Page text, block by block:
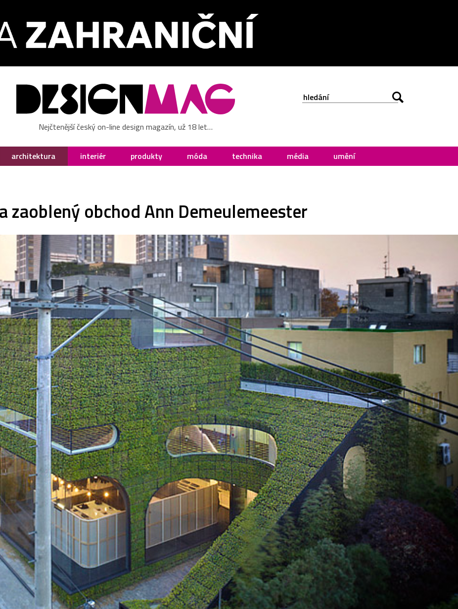
Nejčtenější český on-line design magazín, už 18 let…
architektura interiér produkty móda technika média umění
zaoblený obchod Ann Demeulemeester